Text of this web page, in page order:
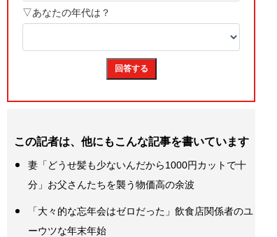
この記者は、他にもこんな記事を書いています
妻「どうせ髪も少ないんだから1000円カットで十
分」お父さんたちを襲う物価高の余波
「大々的な忘年会はゼロだった」飲食店関係者のユ
ーウツな年末年始